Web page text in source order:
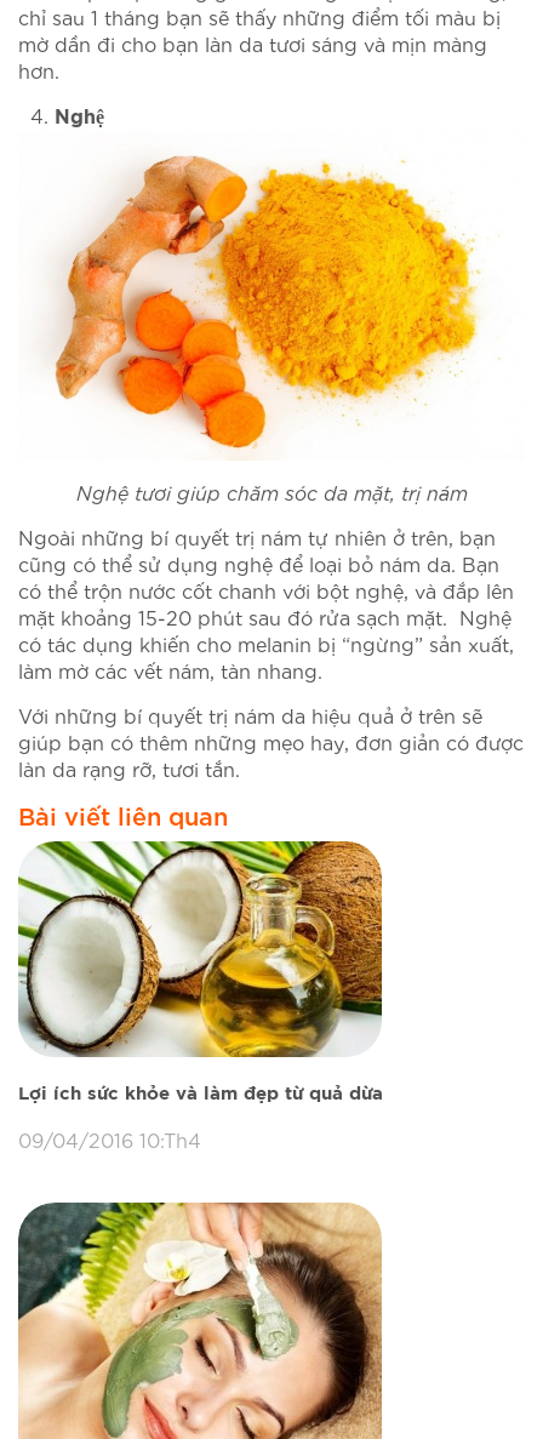
chỉ sau 1 tháng bạn sẽ thấy những điểm tối màu bị
mờ dần đi cho bạn làn da tươi sáng và mịn màng
hơn.
Nghệ
Nghệ tươi giúp chăm sóc da mặt, trị nám
Ngoài những bí quyết trị nám tự nhiên ở trên, bạn
cũng có thể sử dụng nghệ để loại bỏ nám da. Bạn
có thể trộn nước cốt chanh với bột nghệ, và đắp lên
mặt khoảng 15-20 phút sau đó rửa sạch mặt. Nghệ
có tác dụng khiến cho melanin bị “ngừng” sản xuất,
làm mờ các vết nám, tàn nhang.
Với những bí quyết trị nám da hiệu quả ở trên sẽ
giúp bạn có thêm những mẹo hay, đơn giản có được
làn da rạng rỡ, tươi tắn.
Bài viết liên quan
Lợi ích sức khỏe và làm đẹp từ quả dừa
09/04/2016 10:Th4